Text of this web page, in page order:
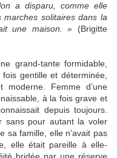
a disparu, comme elle
solitaires dans la
une maison. » (Brigitte
grand-tante formidable,
gentille et déterminée,
moderne. Femme d’une
à la fois grave et
depuis toujours.
sans pour autant la voler
sa famille, elle n’avait pas
elle était pareille à elle-